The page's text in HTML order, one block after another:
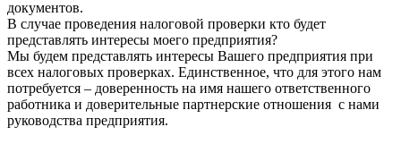
документов.
В случае проведения налоговой проверки кто будет
представлять интересы моего предприятия?
Мы будем представлять интересы Вашего предприятия при
всех налоговых проверках. Единственное, что для этого нам
потребуется – доверенность на имя нашего ответственного
работника и доверительные партнерские отношения с нами
руководства предприятия.